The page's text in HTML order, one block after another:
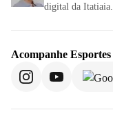
digital da Itatiaia.
Acompanhe Esportes